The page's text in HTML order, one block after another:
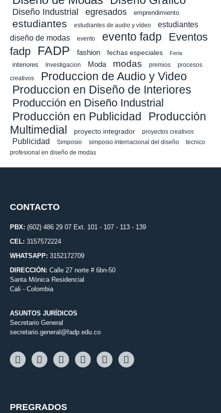
Diseño Industrial egresados emprendimiento
estudiantes estudiantes de audio y vídeo
estudiantes
diseño de modas
evento evento fadp
Eventos
fadp
FADP fashion fechas especiales Feria
interiores Investigacion Moda modas premios procesos
creativos Produccion de Audio y Video
Produccion en Diseño de Interiores
Producción en Diseño Industrial
Producción en Publicidad
Producción
Multimedial
proyecto integrador proyectos creativos
Publicidad Simposio simposio internacional del diseño
tecnico
profesional en diseño de modas
CONTACTO
PBX: (602) 486 29 07 Ext. 101 - 107 - 113 - 139
CEL: 3157572224
WHATSAPP: 3152172709
DIRECCIÓN: Calle 27 norte # 6bn-50
Santa Mónica Residencial
Cali - Colombia
ASUNTOS JURÍDICOS
Secretario General
secretario.general@fadp.edu.co
PREGRADOS